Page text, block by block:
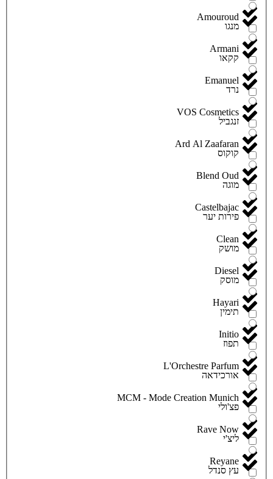
Amouroud
Armani
Emanuel
VOS Cosmetics
Ard Al Zaafaran
Blend Oud
Castelbajac
Clean
Diesel
Hayari
Initio
L'Orchestre Parfum
MCM - Mode Creation Munich
Rave Now
Reyane
מנגו
קקאו
נרד
זנגביל
קוקוס
מוגה
פירות יער
מושק
מוסק
תימין
תפוז
אורכידאה
פצ'ולי
ליצ'י
עץ סנדל